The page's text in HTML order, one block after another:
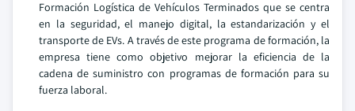
Formación Logística de Vehículos Terminados que se centra
en la seguridad, el manejo digital, la estandarización y el
transporte de EVs. A través de este programa de formación, la
empresa tiene como objetivo mejorar la eficiencia de la
cadena de suministro con programas de formación para su
fuerza laboral.